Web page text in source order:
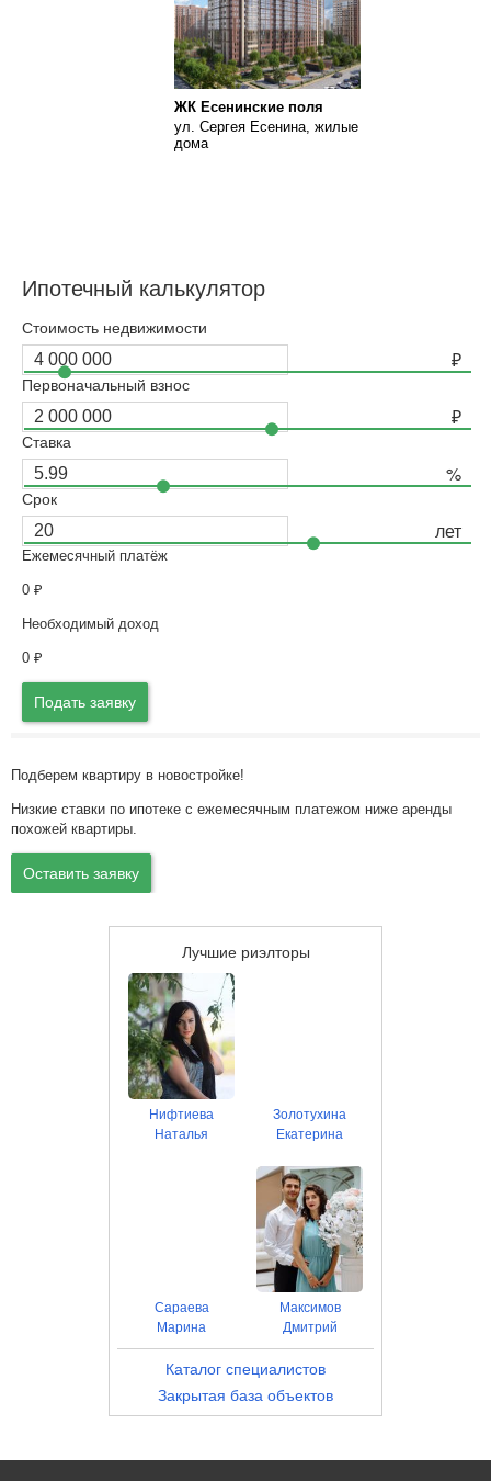
ЖК Есенинские поля
ул. Сергея Есенина, жилые
дома
Ипотечный калькулятор
Стоимость недвижимости
Первоначальный взнос
Ставка
Срок
Ежемесячный платёж
0 ₽
Необходимый доход
0 ₽
Подать заявку
Подберем квартиру в новостройке!
Низкие ставки по ипотеке с ежемесячным платежом ниже аренды
похожей квартиры.
Оставить заявку
Лучшие риэлторы
Нифтиева
Наталья
Золотухина
Екатерина
Сараева
Марина
Максимов
Дмитрий
Каталог специалистов
Закрытая база объектов